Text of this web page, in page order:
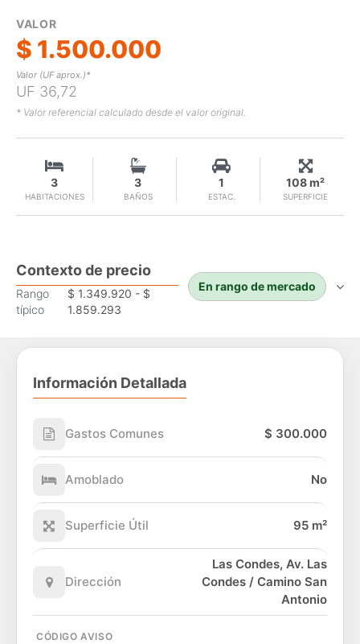
VALOR
$ 1.500.000
Valor (UF aprox.)*
UF 36,72
* Valor referencial calculado desde el valor original.
HABITACIONES
3
BAÑOS
3
ESTAC.
1
SUPERFICIE
108 m²
Contexto de precio
Rango
típico
$ 1.349.920 - $
1.859.293
En rango de mercado
Información Detallada
Gastos Comunes $ 300.000
Amoblado No
Superficie Útil 95 m²
Dirección
Las Condes, Av. Las
Condes / Camino San
Antonio
CÓDIGO AVISO